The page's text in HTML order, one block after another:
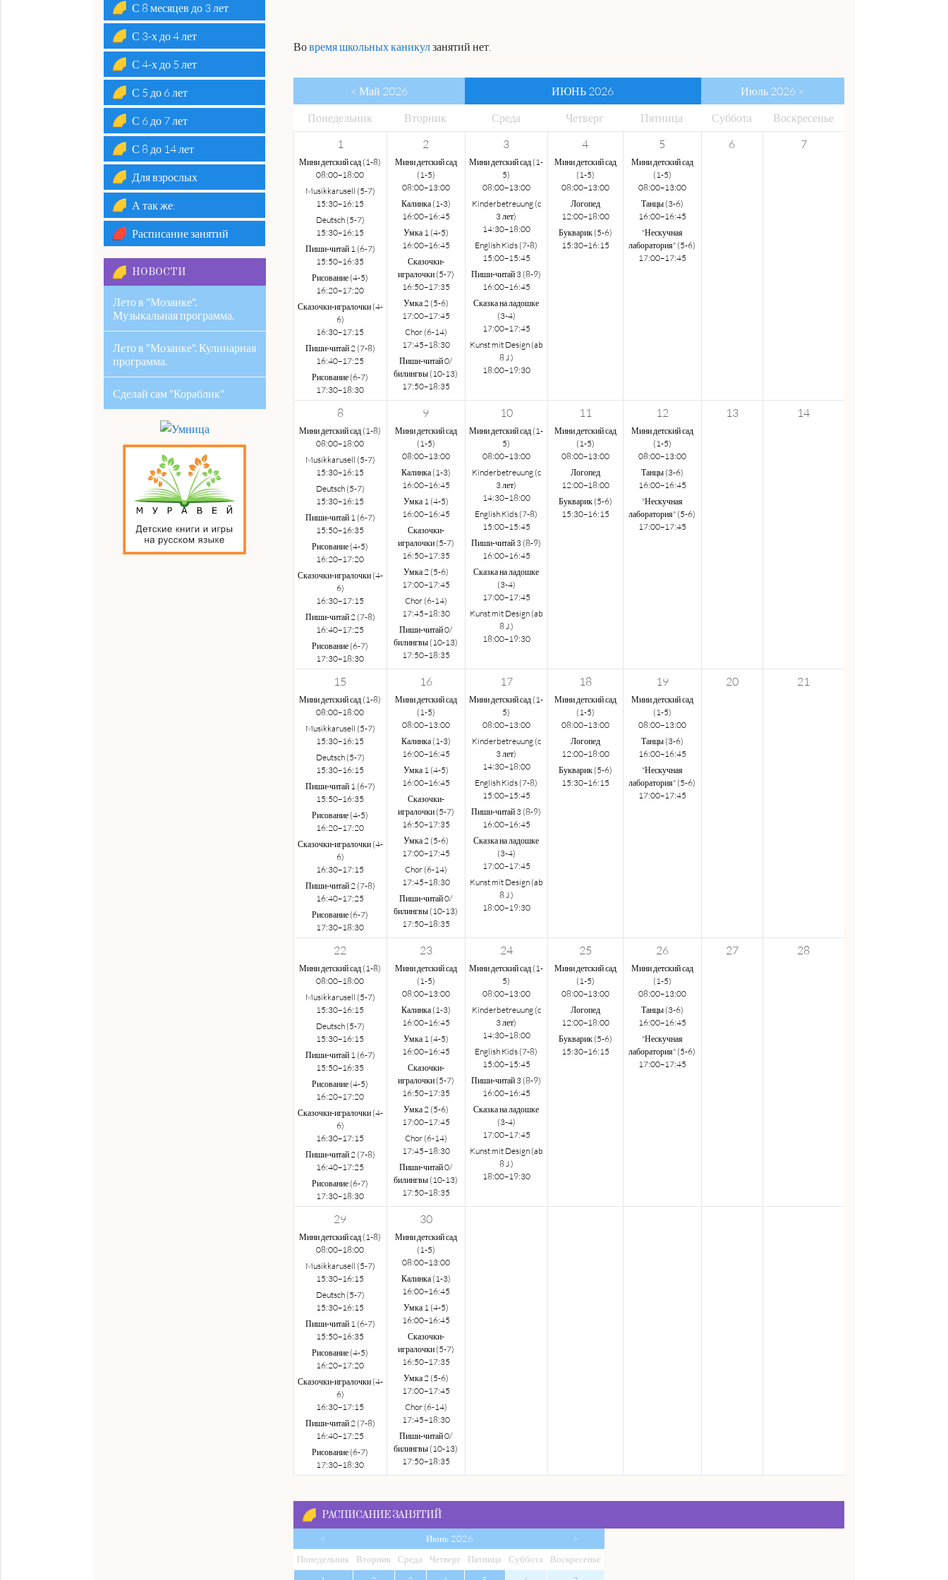
Вовремя школьных каникулзанятий нет.
< Май 2026 ИЮНЬ 2026
Июль 2026 >
Понедельник Вторник Среда Четверг Пятница Суббота Воскресенье
1
Мини детский сад (1-8)
08:00–18:00
Musikkarusell (5-7)
15:30–16:15
Deutsch (5-7)
15:30–16:15
Пиши-читай 1 (6-7)
15:50–16:35
Рисование (4-5)
16:20–17:20
Сказочки-игралочки (4-
6)
16:30–17:15
Пиши-читай 2 (7-8)
16:40–17:25
Рисование (6-7)
17:30–18:30
2
Мини детский сад
(1-5)
08:00–13:00
Калинка (1-3)
16:00–16:45
Умка 1 (4-5)
16:00–16:45
Сказочки-
игралочки (5-7)
16:50–17:35
Умка 2 (5-6)
17:00–17:45
Chor (6-14)
17:45–18:30
Пиши-читай 0/
билингвы (10-13)
17:50–18:35
3
Мини детский сад (1-
5)
08:00–13:00
Kinderbetreuung (c
3 лет)
14:30–18:00
English Kids (7-8)
15:00–15:45
Пиши-читай 3 (8-9)
16:00–16:45
Сказка на ладошке
(3-4)
17:00–17:45
Kunst mit Design (ab
8 J.)
18:00–19:30
4
Мини детский сад
(1-5)
08:00–13:00
Логопед
12:00–18:00
Букварик (5-6)
15:30–16:15
5
Мини детский сад
(1-5)
08:00–13:00
Танцы (3-6)
16:00–16:45
"Нескучная
лаборатория" (5-6)
17:00–17:45
6 7
8
Мини детский сад (1-8)
08:00–18:00
Musikkarusell (5-7)
15:30–16:15
Deutsch (5-7)
15:30–16:15
Пиши-читай 1 (6-7)
15:50–16:35
Рисование (4-5)
16:20–17:20
Сказочки-игралочки (4-
6)
16:30–17:15
Пиши-читай 2 (7-8)
16:40–17:25
Рисование (6-7)
17:30–18:30
9
Мини детский сад
(1-5)
08:00–13:00
Калинка (1-3)
16:00–16:45
Умка 1 (4-5)
16:00–16:45
Сказочки-
игралочки (5-7)
16:50–17:35
Умка 2 (5-6)
17:00–17:45
Chor (6-14)
17:45–18:30
Пиши-читай 0/
билингвы (10-13)
17:50–18:35
10
Мини детский сад (1-
5)
08:00–13:00
Kinderbetreuung (c
3 лет)
14:30–18:00
English Kids (7-8)
15:00–15:45
Пиши-читай 3 (8-9)
16:00–16:45
Сказка на ладошке
(3-4)
17:00–17:45
Kunst mit Design (ab
8 J.)
18:00–19:30
11
Мини детский сад
(1-5)
08:00–13:00
Логопед
12:00–18:00
Букварик (5-6)
15:30–16:15
12
Мини детский сад
(1-5)
08:00–13:00
Танцы (3-6)
16:00–16:45
"Нескучная
лаборатория" (5-6)
17:00–17:45
13 14
15
Мини детский сад (1-8)
08:00–18:00
Musikkarusell (5-7)
15:30–16:15
Deutsch (5-7)
15:30–16:15
Пиши-читай 1 (6-7)
15:50–16:35
Рисование (4-5)
16:20–17:20
Сказочки-игралочки (4-
6)
16:30–17:15
Пиши-читай 2 (7-8)
16:40–17:25
Рисование (6-7)
17:30–18:30
16
Мини детский сад
(1-5)
08:00–13:00
Калинка (1-3)
16:00–16:45
Умка 1 (4-5)
16:00–16:45
Сказочки-
игралочки (5-7)
16:50–17:35
Умка 2 (5-6)
17:00–17:45
Chor (6-14)
17:45–18:30
Пиши-читай 0/
билингвы (10-13)
17:50–18:35
17
Мини детский сад (1-
5)
08:00–13:00
Kinderbetreuung (c
3 лет)
14:30–18:00
English Kids (7-8)
15:00–15:45
Пиши-читай 3 (8-9)
16:00–16:45
Сказка на ладошке
(3-4)
17:00–17:45
Kunst mit Design (ab
8 J.)
18:00–19:30
18
Мини детский сад
(1-5)
08:00–13:00
Логопед
12:00–18:00
Букварик (5-6)
15:30–16:15
19
Мини детский сад
(1-5)
08:00–13:00
Танцы (3-6)
16:00–16:45
"Нескучная
лаборатория" (5-6)
17:00–17:45
20 21
22
Мини детский сад (1-8)
08:00–18:00
Musikkarusell (5-7)
15:30–16:15
Deutsch (5-7)
15:30–16:15
Пиши-читай 1 (6-7)
15:50–16:35
Рисование (4-5)
16:20–17:20
Сказочки-игралочки (4-
6)
16:30–17:15
Пиши-читай 2 (7-8)
16:40–17:25
Рисование (6-7)
17:30–18:30
23
Мини детский сад
(1-5)
08:00–13:00
Калинка (1-3)
16:00–16:45
Умка 1 (4-5)
16:00–16:45
Сказочки-
игралочки (5-7)
16:50–17:35
Умка 2 (5-6)
17:00–17:45
Chor (6-14)
17:45–18:30
Пиши-читай 0/
билингвы (10-13)
17:50–18:35
24
Мини детский сад (1-
5)
08:00–13:00
Kinderbetreuung (c
3 лет)
14:30–18:00
English Kids (7-8)
15:00–15:45
Пиши-читай 3 (8-9)
16:00–16:45
Сказка на ладошке
(3-4)
17:00–17:45
Kunst mit Design (ab
8 J.)
18:00–19:30
25
Мини детский сад
(1-5)
08:00–13:00
Логопед
12:00–18:00
Букварик (5-6)
15:30–16:15
26
Мини детский сад
(1-5)
08:00–13:00
Танцы (3-6)
16:00–16:45
"Нескучная
лаборатория" (5-6)
17:00–17:45
27 28
29
Мини детский сад (1-8)
08:00–18:00
Musikkarusell (5-7)
15:30–16:15
Deutsch (5-7)
15:30–16:15
Пиши-читай 1 (6-7)
15:50–16:35
Рисование (4-5)
16:20–17:20
Сказочки-игралочки (4-
6)
16:30–17:15
Пиши-читай 2 (7-8)
16:40–17:25
Рисование (6-7)
17:30–18:30
30
Мини детский сад
(1-5)
08:00–13:00
Калинка (1-3)
16:00–16:45
Умка 1 (4-5)
16:00–16:45
Сказочки-
игралочки (5-7)
16:50–17:35
Умка 2 (5-6)
17:00–17:45
Chor (6-14)
17:45–18:30
Пиши-читай 0/
билингвы (10-13)
17:50–18:35
РАСПИСАНИЕ ЗАНЯТИЙ
< Июнь 2026
>
Понедельник Вторник Среда Четверг Пятница Суббота Воскресенье
С 8 месяцев до 3 лет
С 3-х до 4 лет
С 4-х до 5 лет
С 5 до 6 лет
С 6 до 7 лет
С 8 до 14 лет
Для взрослых
А так же:
Расписание занятий
НОВОСТИ
Лето в "Мозаике".
Музыкальная программа.
Лето в "Мозаике". Кулинарная
программа.
Сделай сам "Кораблик"